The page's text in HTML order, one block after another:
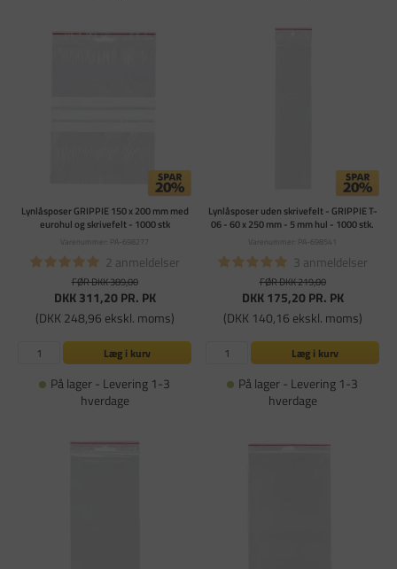
Lynlåsposer GRIPPIE 150 x 200 mm med
eurohul og skrivefelt - 1000 stk
Varenummer: PA-698277
2 anmeldelser
FØR DKK 389,00
DKK 311,20PR. PK
(DKK 248,96 ekskl. moms)
Læg i kurv
På lager - Levering 1-3
hverdage
Lynlåsposer uden skrivefelt - GRIPPIE T-
06 - 60 x 250 mm - 5 mm hul - 1000 stk.
Varenummer: PA-698541
3 anmeldelser
FØR DKK 219,00
DKK 175,20PR. PK
(DKK 140,16 ekskl. moms)
Læg i kurv
På lager - Levering 1-3
hverdage